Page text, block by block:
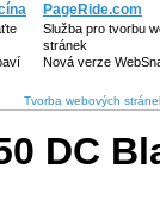
PageRide.com
Služba pro tvorbu
stránek
Nová verze
Tvorba webových
DC